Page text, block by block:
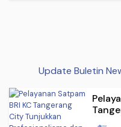
Update Buletin